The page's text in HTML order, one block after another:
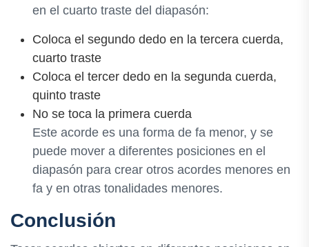
en el cuarto traste del diapasón:
Coloca el segundo dedo en la tercera cuerda,
cuarto traste
Coloca el tercer dedo en la segunda cuerda,
quinto traste
No se toca la primera cuerda
Este acorde es una forma de fa menor, y se
puede mover a diferentes posiciones en el
diapasón para crear otros acordes menores en
fa y en otras tonalidades menores.
Conclusión